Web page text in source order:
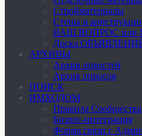
Стройматериалы
Стены и
ВАШ ВОПРОС или
Доска
АРХИВЫ
Архив новостей
Архив опросов
ПОИСК
ИМХОДОМ
Правила Сообщества
Бизнес-интеграция
Форма связи с